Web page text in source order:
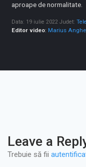
aproape de normalitate.
Data: 19 iulie 2022 Judet:
Editor video: Marius
Leave a
Trebuie să fii